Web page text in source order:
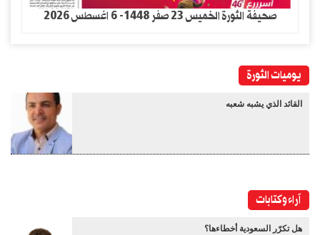
صحيفة الثورة الخميس 23 صفر 1448- 6 اغسطس 2026
يوميات الثورة
القائد الذي يشبه شعبه
آراء وكتابات
هل تكرّر السعودية أخطاءها؟